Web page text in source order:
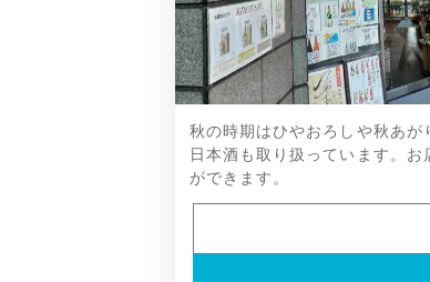
麒麟山、鶴齢、八海山、季
秋の時期はひやおろしや秋あ
日本酒も取り扱っています。
ができます。